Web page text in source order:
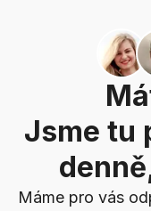
Jsme tu
Máme pro vás